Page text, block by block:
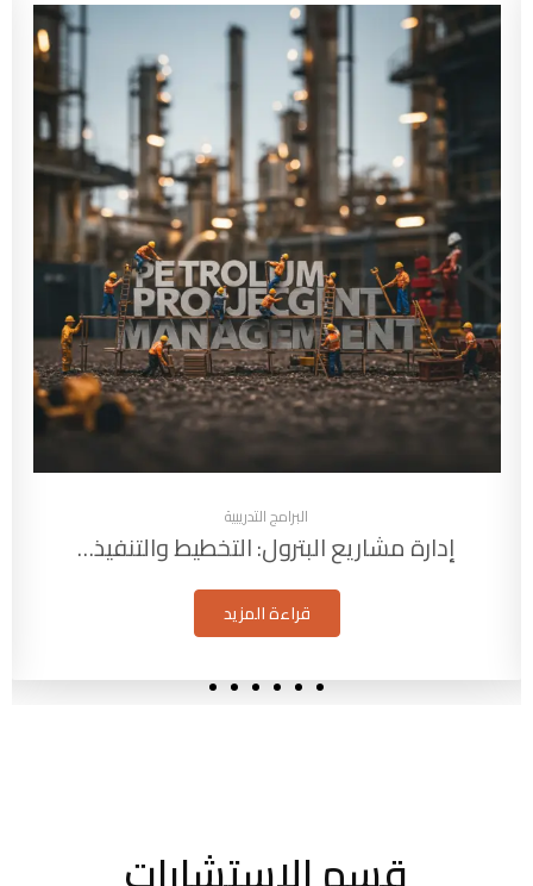
البرامج التدريبية
إدارة مشاريع البترول: التخطيط والتنفيذ…
قراءة المزيد